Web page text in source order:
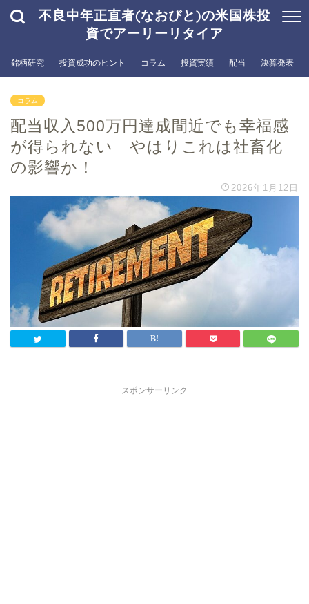
不良中年正直者(なおびと)の米国株投
資でアーリーリタイア
銘柄研究 投資成功のヒント コラム 投資実績 配当 決算発表
コラム
配当収入500万円達成間近でも幸福感
が得られない やはりこれは社畜化
の影響か！
2026年1月12日
スポンサーリンク